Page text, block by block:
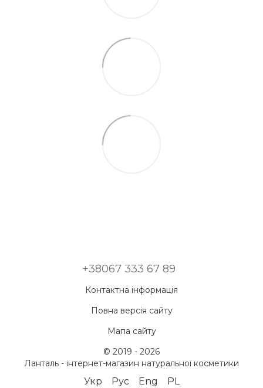
+38067 333 67 89
Контактна інформація
Повна версія сайту
Мапа сайту
© 2019 - 2026
Ланталь - інтернет-магазин натуральної косметики
Укр Рус Eng PL